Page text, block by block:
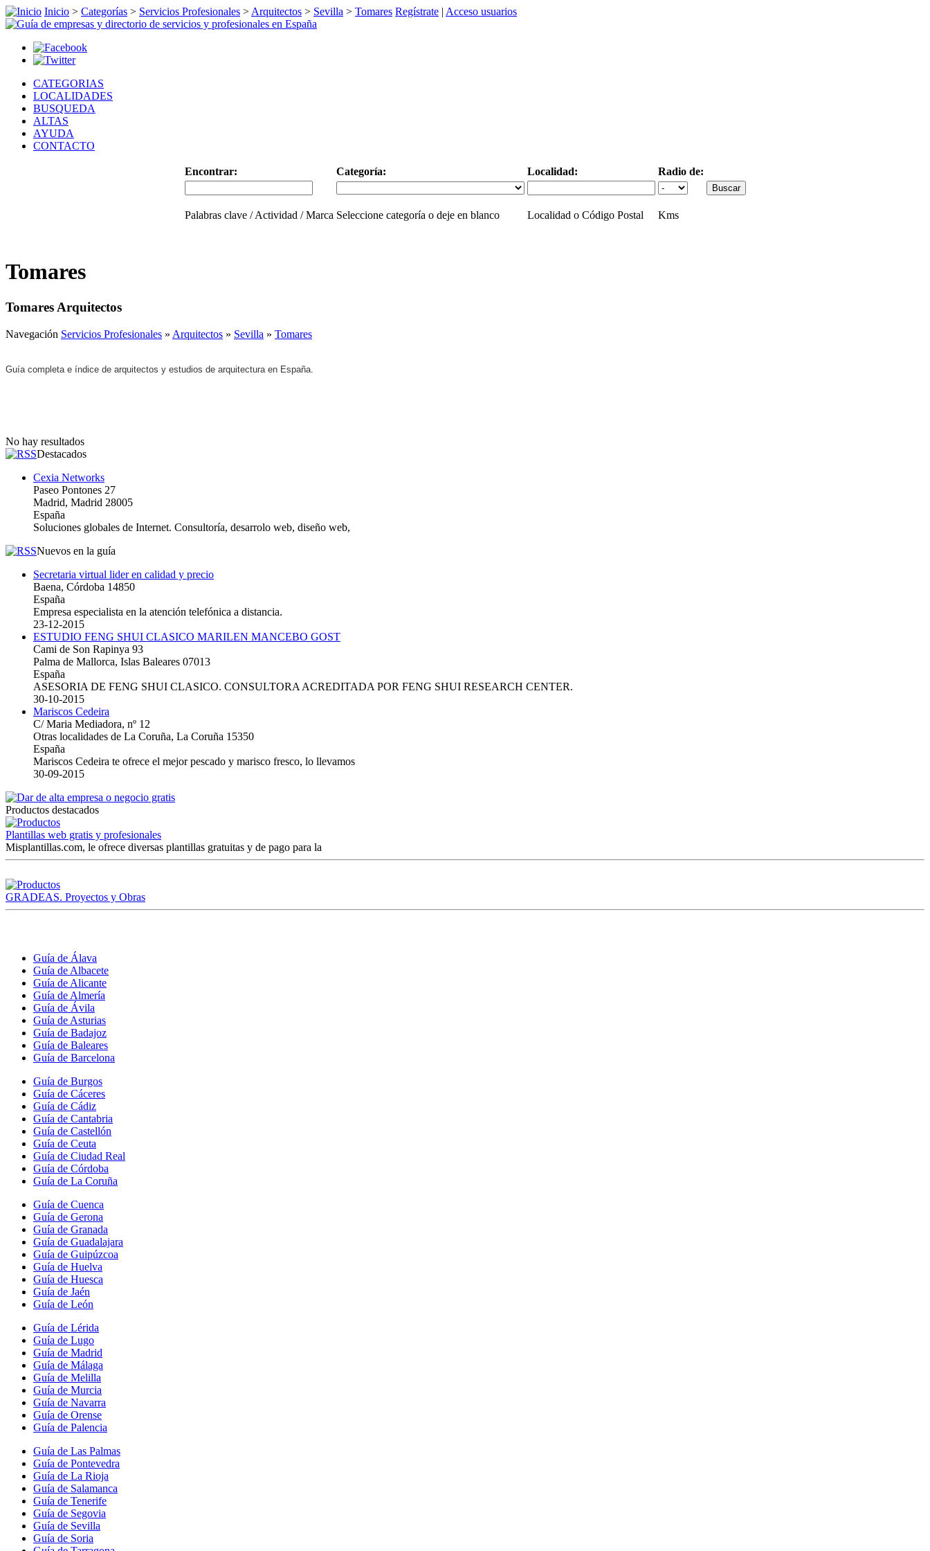
Inicio > Categorías > Servicios Profesionales > Arquitectos > Sevilla > Tomares Regístrate | Acceso usuarios
CATEGORIAS
LOCALIDADES
BUSQUEDA
ALTAS
AYUDA
CONTACTO
Encontrar: Categoría: Localidad: Radio de:
Palabras clave / Actividad / Marca Seleccione categoría o deje en blanco Localidad o Código Postal Kms
Tomares
Tomares Arquitectos
Navegación Servicios Profesionales » Arquitectos » Sevilla » Tomares
Guía completa e índice de arquitectos y estudios de arquitectura en España.
No hay resultados
Destacados
Cexia Networks
Paseo Pontones 27
Madrid, Madrid 28005
España
Soluciones globales de Internet. Consultoría, desarrolo web, diseño web,
Nuevos en la guía
Secretaria virtual lider en calidad y precio
Baena, Córdoba 14850
España
Empresa especialista en la atención telefónica a distancia.
23-12-2015
ESTUDIO FENG SHUI CLASICO MARILEN MANCEBO GOST
Cami de Son Rapinya 93
Palma de Mallorca, Islas Baleares 07013
España
ASESORIA DE FENG SHUI CLASICO. CONSULTORA ACREDITADA POR FENG SHUI RESEARCH CENTER.
30-10-2015
Mariscos Cedeira
C/ Maria Mediadora, nº 12
Otras localidades de La Coruña, La Coruña 15350
España
Mariscos Cedeira te ofrece el mejor pescado y marisco fresco, lo llevamos
30-09-2015
Productos destacados
Plantillas web gratis y profesionales
Misplantillas.com, le ofrece diversas plantillas gratuitas y de pago para la
GRADEAS. Proyectos y Obras
Guía de Álava
Guía de Albacete
Guía de Alicante
Guía de Almería
Guía de Ávila
Guía de Asturias
Guía de Badajoz
Guía de Baleares
Guía de Barcelona
Guía de Burgos
Guía de Cáceres
Guía de Cádiz
Guía de Cantabria
Guía de Castellón
Guía de Ceuta
Guía de Ciudad Real
Guía de Córdoba
Guía de La Coruña
Guía de Cuenca
Guía de Gerona
Guía de Granada
Guía de Guadalajara
Guía de Guipúzcoa
Guía de Huelva
Guía de Huesca
Guía de Jaén
Guía de León
Guía de Lérida
Guía de Lugo
Guía de Madrid
Guía de Málaga
Guía de Melilla
Guía de Murcia
Guía de Navarra
Guía de Orense
Guía de Palencia
Guía de Las Palmas
Guía de Pontevedra
Guía de La Rioja
Guía de Salamanca
Guía de Tenerife
Guía de Segovia
Guía de Sevilla
Guía de Soria